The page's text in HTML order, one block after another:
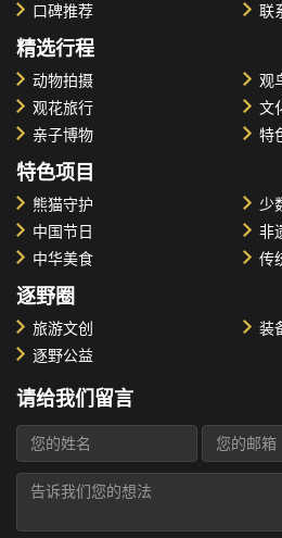
口碑推荐
联
精选行程
动物拍摄
观
观花旅行
文
亲子博物
特
特色项目
熊猫守护
少
中国节日
非
中华美食
传
逐野圈
旅游文创
装
逐野公益
请给我们留言